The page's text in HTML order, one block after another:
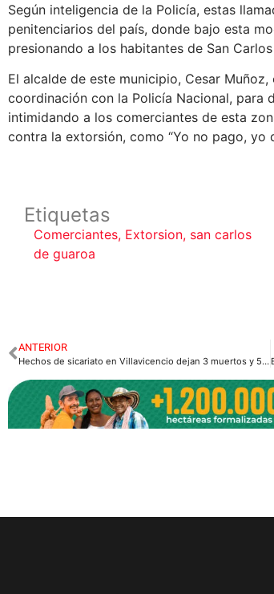
Según inteligencia de la Policía, estas
penitenciarios del país, donde bajo esta
presionando a los habitantes de San
El alcalde de este municipio, Cesar
coordinación con la Policía Nacional, para
intimidando a los comerciantes de esta
contra la extorsión, como “Yo no pago, yo
Etiquetas
Comerciantes, Extorsion, san carlos
de guaroa
ANTERIOR
Hechos de sicariato en Villavicencio dejan 3 muertos y 5 heridos en tan solo 24 horas.